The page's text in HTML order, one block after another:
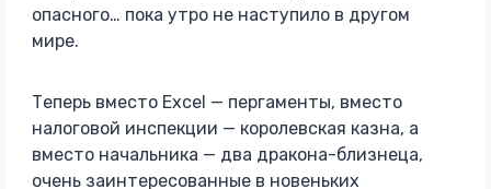
опасного… пока утро не наступило в другом
мире.
Теперь вместо Excel — пергаменты, вместо
налоговой инспекции — королевская казна, а
вместо начальника — два дракона-близнеца,
очень заинтересованные в новеньких